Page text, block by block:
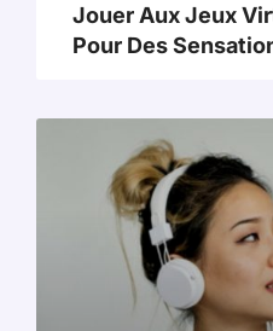
Jouer Aux Jeux
Pour Des